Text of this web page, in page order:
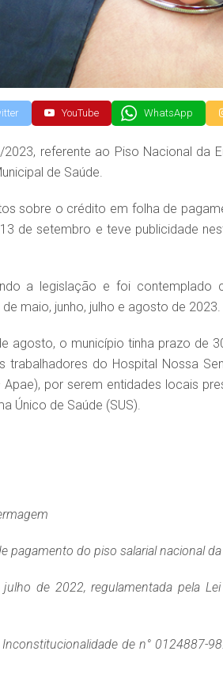
YouTube WhatsApp
referente ao Piso Nacional da
de Saúde.
sobre o crédito em folha de
de setembro e teve publicidade
a legislação e foi
maio, junho, julho e agosto de 2023.
o município tinha prazo de
do Hospital Nossa
por serem entidades locais
Único de Saúde (SUS).
do piso salarial nacional
de 2022, regulamentada pela
de n° 0124887-